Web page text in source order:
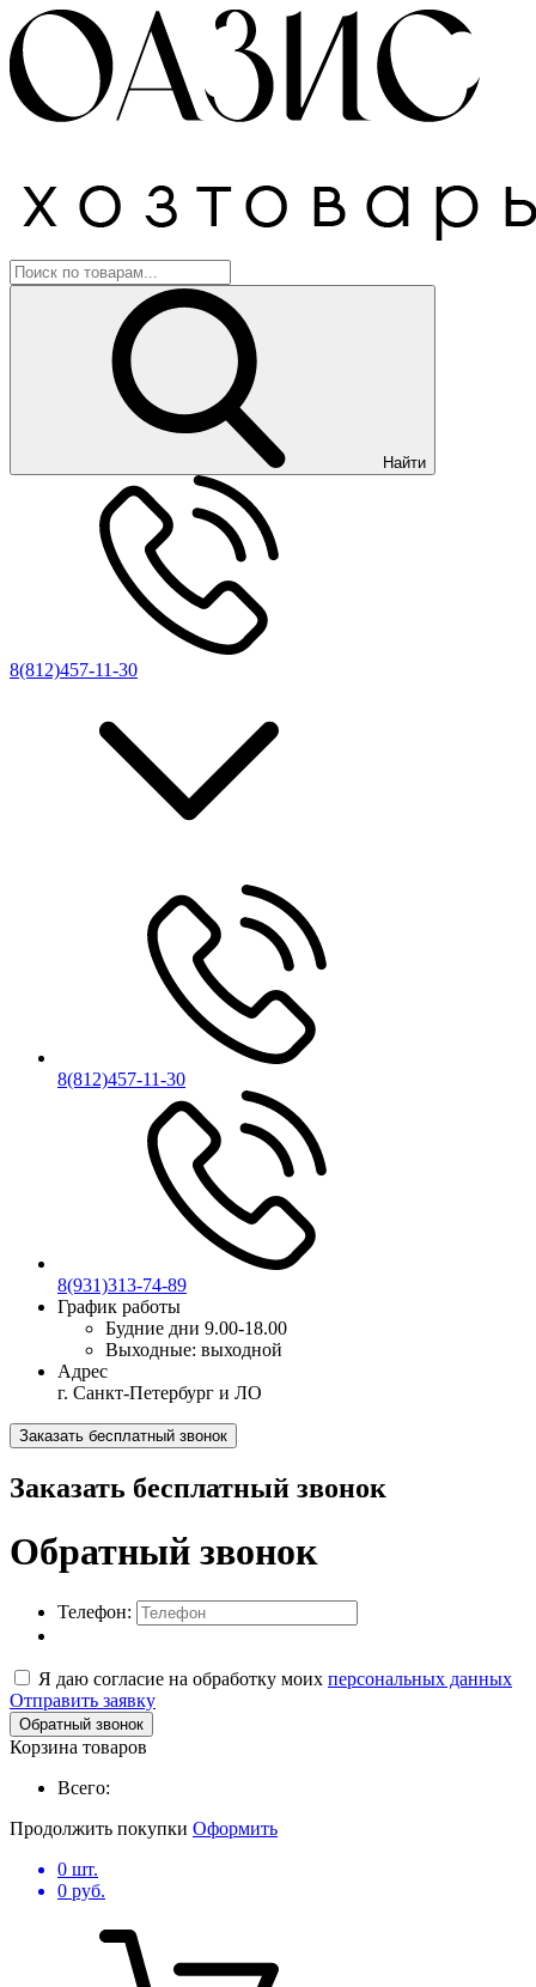
Найти
8(812)457-11-30
8(812)457-11-30
8(931)313-74-89
График работы
Будние дни 9.00-18.00
Выходные: выходной
Адрес
г. Санкт-Петербург и ЛО
Заказать бесплатный звонок
Заказать бесплатный звонок
Обратный звонок
Телефон:
Я даю согласие на обработку моих персональных данных
Отправить заявку
Обратный звонок
Корзина товаров
Всего:
Продолжить покупки Оформить
0 шт.
0 руб.